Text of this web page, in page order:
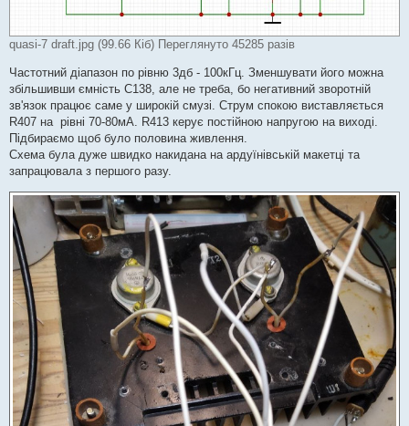
quasi-7 draft.jpg (99.66 Кіб) Переглянуто 45285 разів
Частотний діапазон по рівню 3дб - 100кГц. Зменшувати його можна
збільшивши ємність С138, але не треба, бо негативний зворотній
зв'язок працює саме у широкій смузі. Струм спокою виставляється
R407 на рівні 70-80мА. R413 керує постійною напругою на виході.
Підбираємо щоб було половина живлення.
Схема була дуже швидко накидана на ардуїнівській макетці та
запрацювала з першого разу.